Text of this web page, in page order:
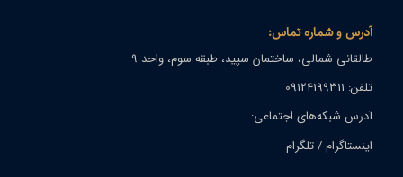
آدرس و شماره تماس:
طالقانی شمالی، ساختمان سپید، طبقه سوم، واحد ۹
تلفن: 09124199311
آدرس شبکه‌های اجتماعی:
اینستاگرام/تلگرام